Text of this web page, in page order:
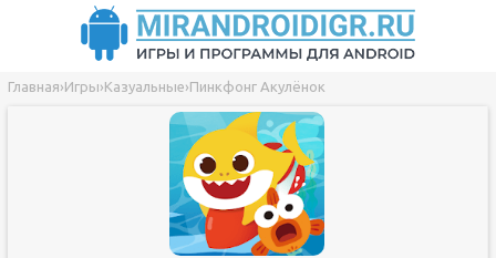
Главная›Игры›Казуальные›Пинкфонг Акулёнок